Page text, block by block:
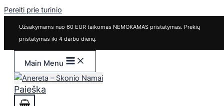
Pereiti prie turinio
Užsakymams nuo 60 EUR taikomas NEMOKAMAS pristatymas. Prekių
pristatymas iki 4 darbo dienų.
Main Menu
Paieška